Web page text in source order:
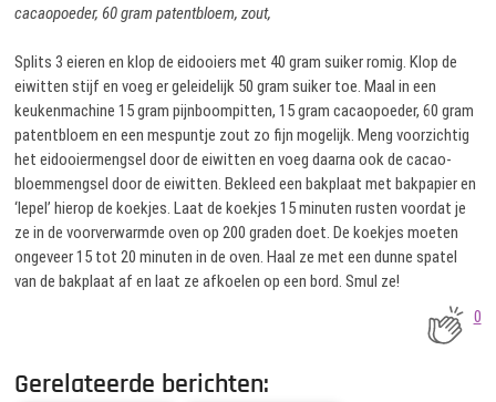
cacaopoeder, 60 gram patentbloem, zout,
Splits 3 eieren en klop de eidooiers met 40 gram suiker romig. Klop de
eiwitten stijf en voeg er geleidelijk 50 gram suiker toe. Maal in een
keukenmachine 15 gram pijnboompitten, 15 gram cacaopoeder, 60 gram
patentbloem en een mespuntje zout zo fijn mogelijk. Meng voorzichtig
het eidooiermengsel door de eiwitten en voeg daarna ook de cacao-
bloemmengsel door de eiwitten. Bekleed een bakplaat met bakpapier en
‘lepel’ hierop de koekjes. Laat de koekjes 15 minuten rusten voordat je
ze in de voorverwarmde oven op 200 graden doet. De koekjes moeten
ongeveer 15 tot 20 minuten in de oven. Haal ze met een dunne spatel
van de bakplaat af en laat ze afkoelen op een bord. Smul ze!
0
Gerelateerde berichten: